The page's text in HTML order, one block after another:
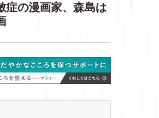
症の漫画家、森島は